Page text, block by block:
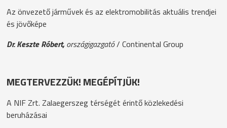
Az önvezető járművek és az elektromobilitás aktuális trendjei
és jövőképe
Dr. Keszte Róbert, országigazgató/ Continental Group
MEGTERVEZZÜK! MEGÉPÍTJÜK!
A NIF Zrt. Zalaegerszeg térségét érintő közlekedési
beruházásai